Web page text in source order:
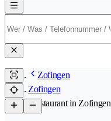
Zofingen
Zofingen
/Restaurant in Zofingen